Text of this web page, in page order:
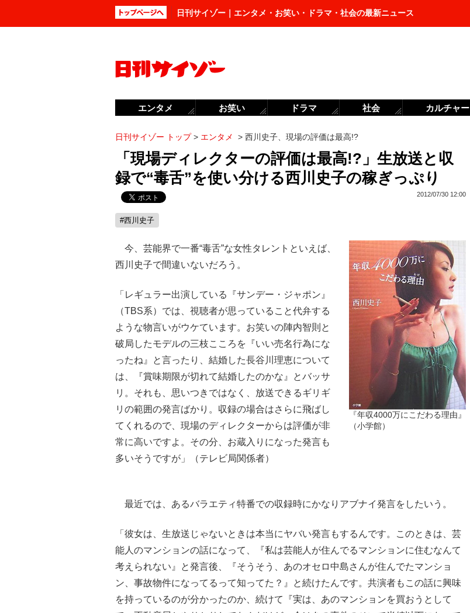
日刊サイゾー｜エンタメ・お笑い・ドラマ・社会の最新ニュース
日刊サイゾー トップ> エンタメ > 西川史子、現場の評価は最高!?
「現場ディレクターの評価は最高!?」生放送と収
録で“毒舌”を使い分ける西川史子の稼ぎっぷり
2012/07/30 12:00
#西川史子
『年収4000万にこだわる理由』
（小学館）
今、芸能界で一番“毒舌”な女性タレントといえば、
西川史子で間違いないだろう。
「レギュラー出演している『サンデー・ジャポン』
（TBS系）では、視聴者が思っていること代弁する
ような物言いがウケています。お笑いの陣内智則と
破局したモデルの三枝こころを『いい売名行為にな
ったね』と言ったり、結婚した長谷川理恵について
は、『賞味期限が切れて結婚したのかな』とバッサ
リ。それも、思いつきではなく、放送できるギリギ
リの範囲の発言ばかり。収録の場合はさらに飛ばし
てくれるので、現場のディレクターからは評価が非
常に高いですよ。その分、お蔵入りになった発言も
多いそうですが」（テレビ局関係者）
最近では、あるバラエティ特番での収録時にかなりアブナイ発言をしたいう。
「彼女は、生放送じゃないときは本当にヤバい発言もするんです。このときは、芸
能人のマンションの話になって、『私は芸能人が住んでるマンションに住むなんて
考えられない』と発言後、『そうそう、あのオセロ中島さんが住んでたマンショ
ン、事故物件になってるって知ってた？』と続けたんです。共演者もこの話に興味
を持っているのが分かったのか、続けて『実は、あのマンションを買おうとして
エンタメ お笑い ドラマ 社会 カルチャー